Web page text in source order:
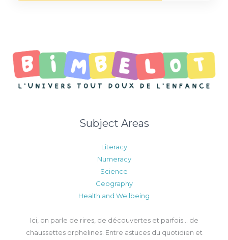
Subject Areas
Literacy
Numeracy
Science
Geography
Health and Wellbeing
Ici, on parle de rires, de découvertes et parfois… de
chaussettes orphelines. Entre astuces du quotidien et